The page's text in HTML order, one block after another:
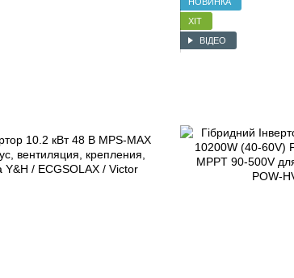
ХІТ
ВІДЕО